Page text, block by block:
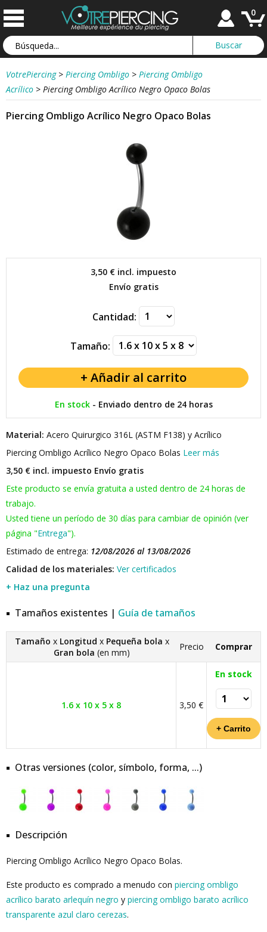
0
VotrePiercing > Piercing Ombligo > Piercing Ombligo
Acrílico > Piercing Ombligo Acrílico Negro Opaco Bolas
Piercing Ombligo Acrílico Negro Opaco Bolas
3,50 € incl. impuesto
Envío gratis
Cantidad:
Tamaño:
En stock- Enviado dentro de 24 horas
Material: Acero Quirurgico 316L (ASTM F138) y Acrílico
Piercing Ombligo Acrílico Negro Opaco Bolas Leer más
3,50 € incl. impuesto Envío gratis
Este producto se envía gratuita a usted dentro de 24 horas de
trabajo.
Usted tiene un período de 30 días para cambiar de opinión (ver
página "Entrega").
Estimado de entrega: 12/08/2026 al 13/08/2026
Calidad de los materiales: Ver certificados
+ Haz una pregunta
Tamaños existentes | Guía de tamaños
Tamaño x Longitud x Pequeña bola x
Gran bola (en mm)
Precio Comprar
1.6 x 10 x 5 x 8 3,50 €
En stock
Otras versiones (color, símbolo, forma, ...)
Descripción
Piercing Ombligo Acrílico Negro Opaco Bolas.
Este producto es comprado a menudo con piercing ombligo
acrílico barato arlequín negro y piercing ombligo barato acrílico
transparente azul claro cerezas.